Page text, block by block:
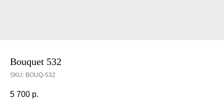
Bouquet 532
SKU: BOUQ-532
5 700 р.